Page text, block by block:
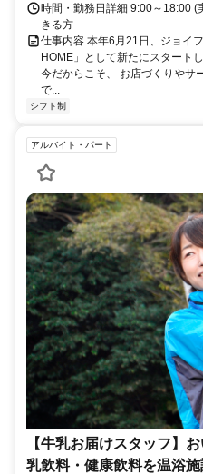
時間・勤務日詳細 9:00～18:00
きる方
仕事内容 本年6月21日、ジョイ
HOME」として新たにスタート
今だからこそ、 お店づくりやサ
で...
シフト制
アルバイト・パート
【牛乳お届けスタッフ】
乳飲料・健康飲料を温浴